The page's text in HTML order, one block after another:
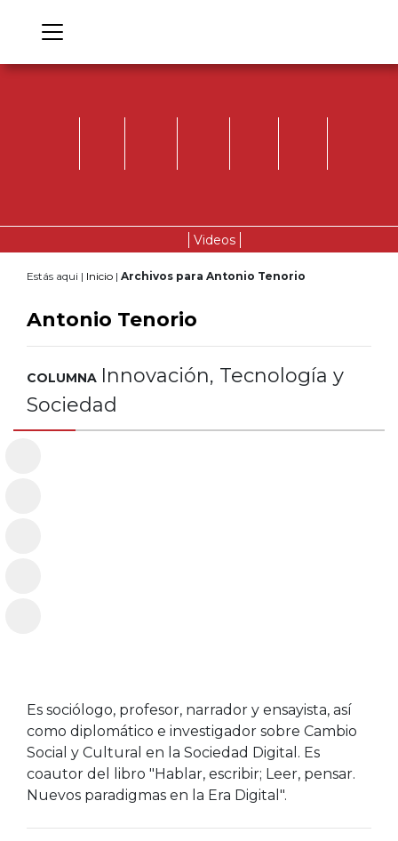
Videos
Estás aqui | Inicio | Archivos para Antonio Tenorio
Antonio Tenorio
COLUMNA Innovación, Tecnología y
Sociedad
Es sociólogo, profesor, narrador y ensayista, así
como diplomático e investigador sobre Cambio
Social y Cultural en la Sociedad Digital. Es
coautor del libro "Hablar, escribir; Leer, pensar.
Nuevos paradigmas en la Era Digital".